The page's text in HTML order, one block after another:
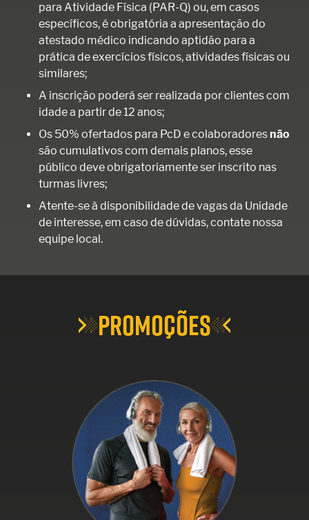
para Atividade Física (PAR-Q) ou, em casos
específicos, é obrigatória a apresentação do
atestado médico indicando aptidão para a
prática de exercícios físicos, atividades físicas ou
similares;
A inscrição poderá ser realizada por clientes com
idade a partir de 12 anos;
Os 50% ofertados para PcD e colaboradoresnão
são cumulativos com demais planos, esse
público deve obrigatoriamente ser inscrito nas
turmas livres;
Atente-se à disponibilidade de vagas da Unidade
de interesse, em caso de dúvidas, contate nossa
equipe local.
PROMOÇÕES